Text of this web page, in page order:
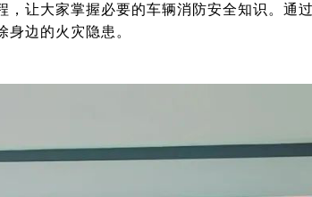
让大家掌握必要的车辆消防安全知识。通
边的火灾隐患。